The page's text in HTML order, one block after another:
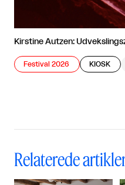
Kirstine Autzen:
Festival 2026 KIOSK
Relaterede